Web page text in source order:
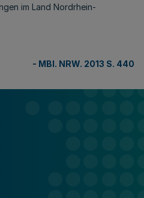
im Land Nordrhein-
- MBl. NRW. 2013 S. 440